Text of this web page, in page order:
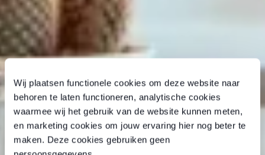
Wij plaatsen functionele cookies om deze website naar
behoren te laten functioneren, analytische cookies
waarmee wij het gebruik van de website kunnen meten,
en marketing cookies om jouw ervaring hier nog beter te
maken. Deze cookies gebruiken geen